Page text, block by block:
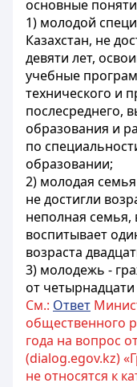
основные
1) молодой
Казахстан, не
девяти лет,
учебные
технического и
послесреднего,
образования и
по
образовании;
2) молодая
не достигли
неполная семья,
воспитывает
возраста
3) молодежь -
от четырнадцати
См.: Ответ
общественного
года на вопрос
(dialog.egov.kz)
не относятся к